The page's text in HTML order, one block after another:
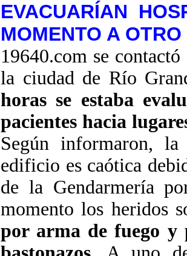
EVACUARÍAN
MOMENTO A OTRO
19640.com se
la ciudad de Río
horas se estaba
pacientes hacia
Según informaron,
edificio es caótica
de la Gendarmería
momento los heridos
por arma de fuego y